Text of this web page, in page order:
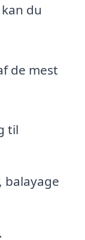
du
de mest
til
balayage